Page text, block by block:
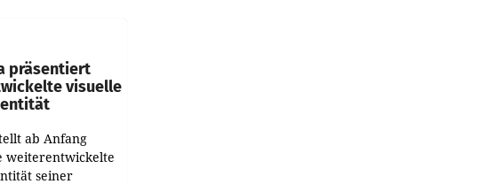
im Vergleich
präsentiert
visuelle
ab Anfang
weiterentwickelte
seiner